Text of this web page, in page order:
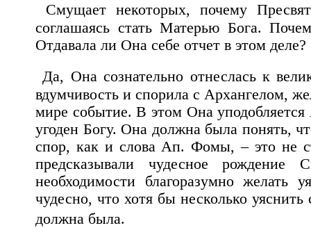
Смущает некоторых, почему
соглашаясь стать Матерью Бога.
Отдавала ли Она себе отчет в этом деле?
Да, Она сознательно отнеслась к
вдумчивость и спорила с Архангелом,
мире событие. В этом Она
угоден Богу. Она должна была понять,
спор, как и слова Ап. Фомы, – это не
предсказывали чудесное
необходимости благоразумно желать
чудесно, что хотя бы несколько уяснить
должна была.